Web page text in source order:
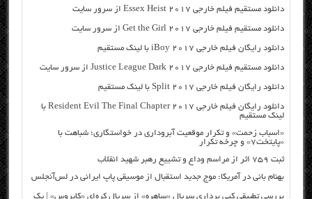
دانلود مستقیم فیلم خارجی Essex Heist 2017 از سرور سایت
دانلود مستقیم فیلم خارجی Get the Girl 2017 از سرور سایت
دانلود رایگان فیلم خارجی iBoy 2017 با لینک مستقیم
دانلود مستقیم فیلم خارجی Justice League Dark 2017 از سرور سایت
دانلود رایگان فیلم خارجی Split 2017 با لینک مستقیم
دانلود رایگان فیلم خارجی Resident Evil The Final Chapter 2017 با
لینک مستقیم
«اسباب زحمت» و تکرار موقعیت آبروداری در خواستگاری؛ شباهت با
«پایتخت۷» و چرخه تکرار
ثبت ۷۵۹ اثر از مراسم وداع و تشییع رهبر شهید انقلاب
بهنام بانی در آمریکا: موج جدید استقبال از موسیقی پاپ ایرانی در لس‌آنجلس
بررسی تطبیقی کپی برداری سریال «ساهره» از سریال کره‌ای «کایروس» | یک